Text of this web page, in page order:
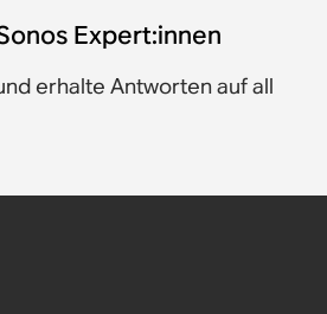
Expert:innen
erhalte Antworten auf all